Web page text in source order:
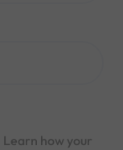
Learn how your